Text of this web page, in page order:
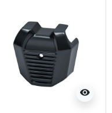
visibility